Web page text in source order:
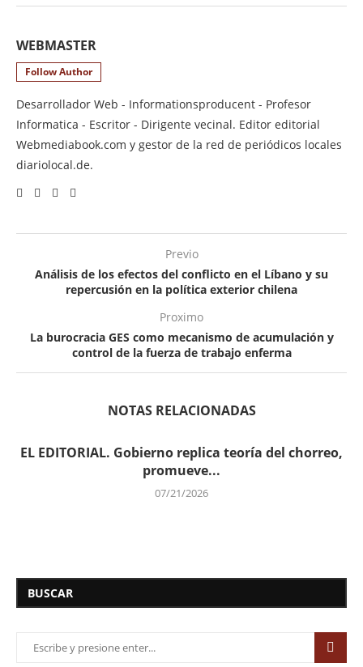
WEBMASTER
Follow Author
Desarrollador Web - Informationsproducent - Profesor
Informatica - Escritor - Dirigente vecinal. Editor editorial
Webmediabook.com y gestor de la red de periódicos locales
diariolocal.de.
Previo
Análisis de los efectos del conflicto en el Líbano y su
repercusión en la política exterior chilena
Proximo
La burocracia GES como mecanismo de acumulación y
control de la fuerza de trabajo enferma
NOTAS RELACIONADAS
EL EDITORIAL. Gobierno replica teoría del chorreo,
promueve...
07/21/2026
BUSCAR